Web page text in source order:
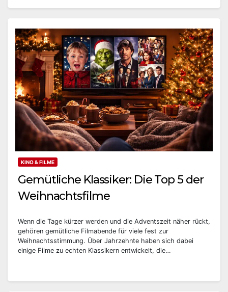
KINO & FILME
Gemütliche Klassiker: Die Top 5 der
Weihnachtsfilme
Wenn die Tage kürzer werden und die Adventszeit näher rückt,
gehören gemütliche Filmabende für viele fest zur
Weihnachtsstimmung. Über Jahrzehnte haben sich dabei
einige Filme zu echten Klassikern entwickelt, die…